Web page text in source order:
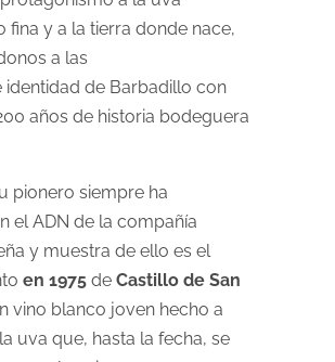
fina y a la tierra donde nace,
a las
identidad de Barbadillo con
años de historia bodeguera
pionero siempre ha
el ADN de la compañía
y muestra de ello es el
en 1975de Castillo de San
vino blanco joven hecho a
uva que, hasta la fecha, se